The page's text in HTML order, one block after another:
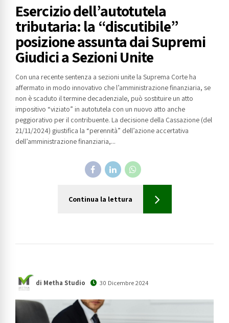
Esercizio dell’autotutela
tributaria: la “discutibile”
posizione assunta dai Supremi
Giudici a Sezioni Unite
Con una recente sentenza a sezioni unite la Suprema Corte ha
affermato in modo innovativo che l’amministrazione finanziaria, se
non è scaduto il termine decadenziale, può sostituire un atto
impositivo “viziato” in autotutela con un nuovo atto anche
peggiorativo per il contribuente. La decisione della Cassazione (del
21/11/2024) giustifica la “perennità” dell’azione accertativa
dell’amministrazione finanziaria,...
Continua la lettura
di Metha Studio 30 Dicembre 2024